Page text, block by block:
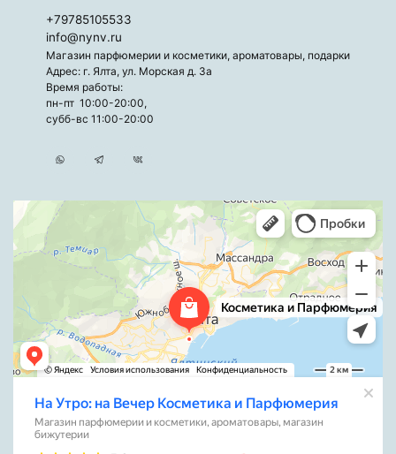
+79785105533
info@nynv.ru
Магазин парфюмерии и косметики, ароматовары, подарки
Адрес: г. Ялта, ул. Морская д. 3а
Время работы:
пн-пт 10:00-20:00,
субб-вс 11:00-20:00